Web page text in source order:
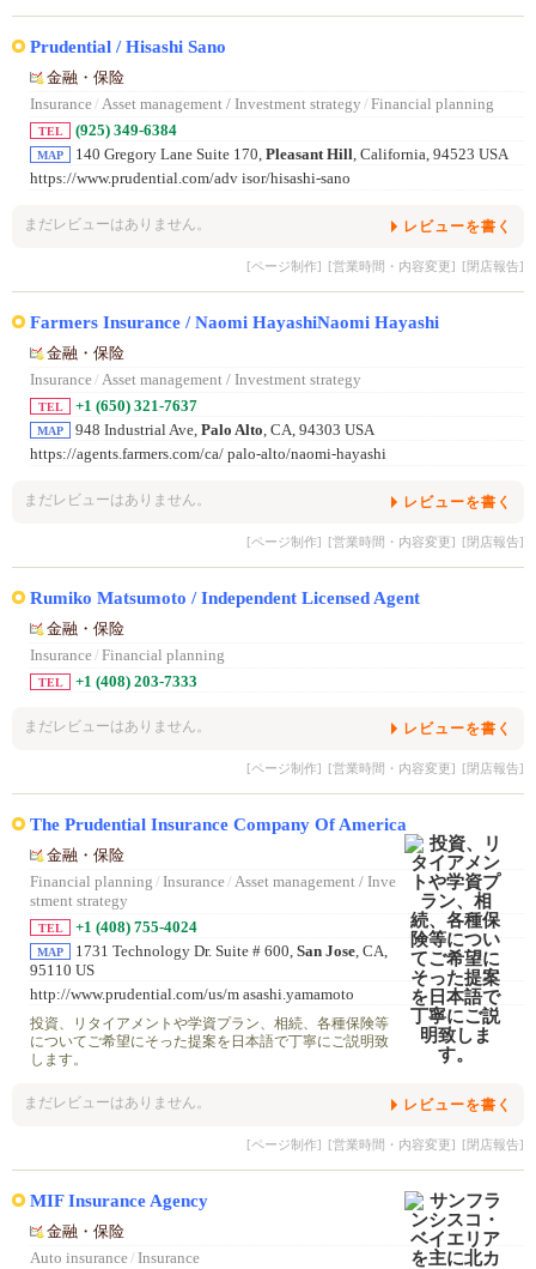
Prudential / Hisashi Sano
金融・保险
Insurance/ Asset management / Investment strategy / Financial planning
TEL (925) 349-6384
MAP 140 Gregory Lane Suite 170, Pleasant Hill, California, 94523 USA
https://www.prudential.com/adv isor/hisashi-sano
まだレビューはありません。 レビューを書く
[ページ制作] [営業時間・内容変更] [閉店報告]
Farmers Insurance / Naomi HayashiNaomi Hayashi
金融・保险
Insurance/ Asset management / Investment strategy
TEL +1 (650) 321-7637
MAP 948 Industrial Ave, Palo Alto, CA, 94303 USA
https://agents.farmers.com/ca/ palo-alto/naomi-hayashi
まだレビューはありません。 レビューを書く
[ページ制作] [営業時間・内容変更] [閉店報告]
Rumiko Matsumoto / Independent Licensed Agent
金融・保险
Insurance/ Financial planning
TEL +1 (408) 203-7333
まだレビューはありません。 レビューを書く
[ページ制作] [営業時間・内容変更] [閉店報告]
The Prudential Insurance Company Of America
金融・保险
Financial planning / Insurance/ Asset management / Inve
stment strategy
TEL +1 (408) 755-4024
MAP 1731 Technology Dr. Suite # 600, San Jose , CA,
95110 US
http://www.prudential.com/us/m asashi.yamamoto
投資、リタイアメントや学資プラン、相続、各種保険等
についてご希望にそった提案を日本語で丁寧にご説明致
します。
まだレビューはありません。 レビューを書く
[ページ制作] [営業時間・内容変更] [閉店報告]
MIF Insurance Agency
金融・保险
Auto insurance/ Insurance